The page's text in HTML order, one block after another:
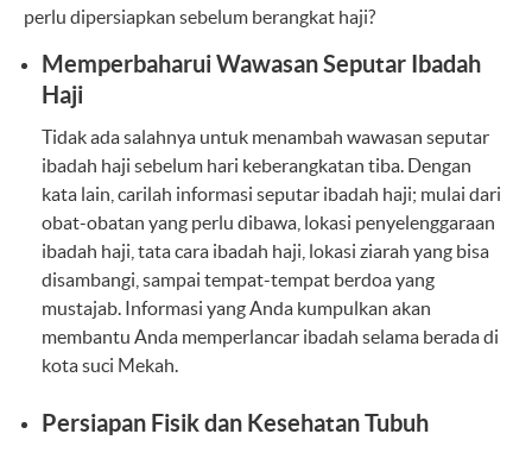
perlu dipersiapkan sebelum berangkat haji?
Memperbaharui Wawasan Seputar Ibadah
Haji
Tidak ada salahnya untuk menambah wawasan seputar
ibadah haji sebelum hari keberangkatan tiba. Dengan
kata lain, carilah informasi seputar ibadah haji; mulai dari
obat-obatan yang perlu dibawa, lokasi penyelenggaraan
ibadah haji, tata cara ibadah haji, lokasi ziarah yang bisa
disambangi, sampai tempat-tempat berdoa yang
mustajab. Informasi yang Anda kumpulkan akan
membantu Anda memperlancar ibadah selama berada di
kota suci Mekah.
Persiapan Fisik dan Kesehatan Tubuh